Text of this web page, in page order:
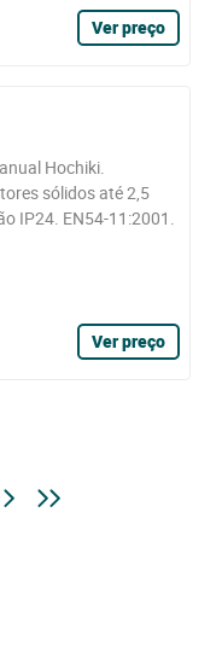
Ver preço
Hochiki.
sólidos até 2,5
IP24. EN54-11:2001.
Ver preço